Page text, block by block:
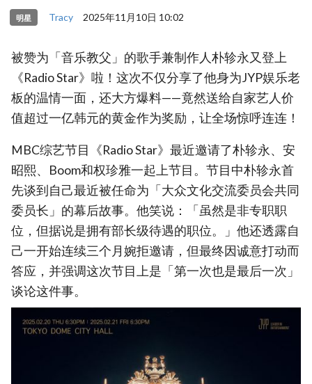
明星 Tracy 2025年11月10日 10:02
被赞为「音乐教父」的歌手兼制作人朴轸永又登上
《Radio Star》啦！这次不仅分享了他身为JYP娱乐老
板的温情一面，还大方爆料——竟然送给自家艺人价
值超过一亿韩元的黄金作为奖励，让全场惊呼连连！
MBC综艺节目《Radio Star》最近邀请了朴轸永、安
昭熙、Boom和权珍雅一起上节目。节目中朴轸永首
先谈到自己最近被任命为「大众文化交流委员会共同
委员长」的幕后故事。他笑说：「虽然是非专职职
位，但据说是拥有部长级待遇的职位。」他还透露自
己一开始连续三个月婉拒邀请，但最终因诚意打动而
答应，并强调这次节目上是「第一次也是最后一次」
谈论这件事。